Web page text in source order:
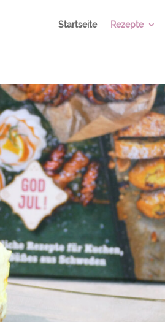
Startseite Rezepte